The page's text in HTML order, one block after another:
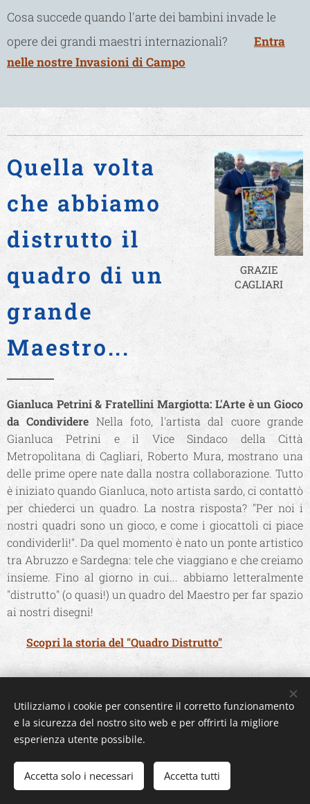
Cosa succede quando l'arte dei bambini invade le
opere dei grandi maestri internazionali?
Entra
nelle nostre Invasioni di Campo
GRAZIE
CAGLIARI
Quella volta
che abbiamo
distrutto il
quadro di un
grande
Maestro...
Gianluca Petrini & Fratellini Margiotta: L'Arte è un Gioco
da Condividere Nella foto, l'artista dal cuore grande
Gianluca Petrini e il Vice Sindaco della Città
Metropolitana di Cagliari, Roberto Mura, mostrano una
delle prime opere nate dalla nostra collaborazione. Tutto
è iniziato quando Gianluca, noto artista sardo, ci contattò
per chiederci un quadro. La nostra risposta? "Per noi i
nostri quadri sono un gioco, e come i giocattoli ci piace
condividerli!". Da quel momento è nato un ponte artistico
tra Abruzzo e Sardegna: tele che viaggiano e che creiamo
insieme. Fino al giorno in cui... abbiamo letteralmente
"distrutto" (o quasi!) un quadro del Maestro per far spazio
ai nostri disegni!
🐾 Scopri la storia del "Quadro Distrutto"
"La creatività è contagiosa.
Trasmettila." A.E.
Utilizziamo i cookie per consentire il corretto funzionamento
e la sicurezza del nostro sito web e per offrirti la migliore
esperienza utente possibile.
Accetta solo i necessari Accetta tutti